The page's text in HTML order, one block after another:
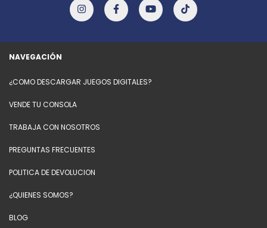
NAVEGACIÓN
¿COMO DESCARGAR JUEGOS DIGITALES?
VENDE TU CONSOLA
TRABAJA CON NOSOTROS
PREGUNTAS FRECUENTES
POLITICA DE DEVOLUCION
¿QUIENES SOMOS?
BLOG